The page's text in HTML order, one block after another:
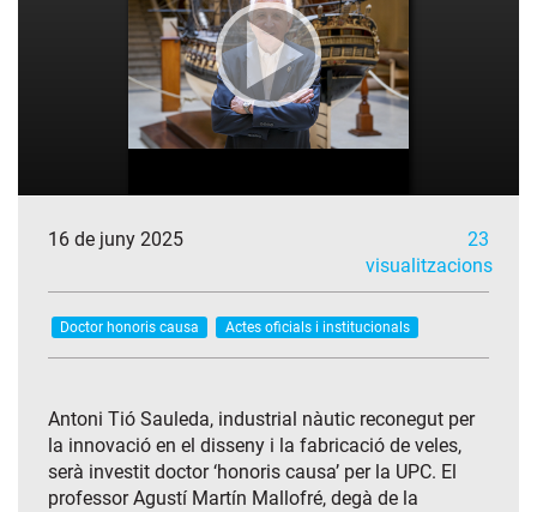
16 de juny 2025
23
visualitzacions
Doctor honoris causa Actes oficials i institucionals
Antoni Tió Sauleda, industrial nàutic reconegut per
la innovació en el disseny i la fabricació de veles,
serà investit doctor ‘honoris causa’ per la UPC. El
professor Agustí Martín Mallofré, degà de la